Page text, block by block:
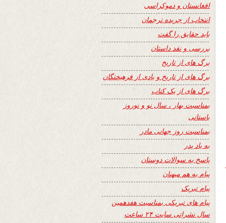
افغانستان و دموکراسی
انتخاب از جریده ترجمان
باید حقایق را گفت
بررسی و نقد داستان
برگ های از تاریخ
برگ های از تاریخ و یادی از فرهیختگان
برگ های از یک کتاب
بمناسبت بهار ، سال نو و نوروز
باستانی
بمناسبت روز جهانی مادر
به یاد پدر
پاسخ به سوالات دوستان
پیام به هم میهنان
پیام تبریک
پیام های تبریکی بمناسبت هفدهمین
سال نشراتی سایت ۲۴ ساعت